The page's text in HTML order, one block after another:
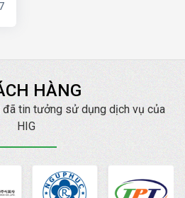
HÀNG
đã tin tưởng sử dụng dịch vụ của
HIG